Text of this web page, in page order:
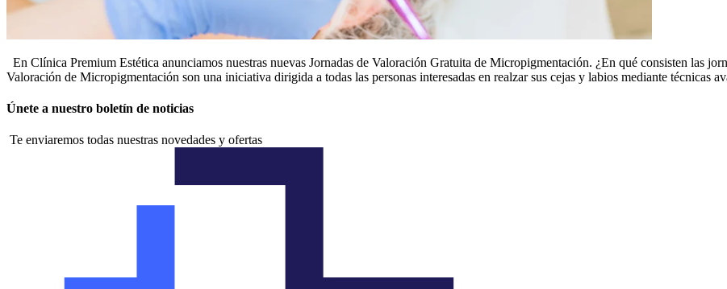
En Clínica Premium Estética anunciamos nuestras nuevas Jornadas de Valoración Gratuita de Micropigmentación. ¿En qué consisten las
Valoración de Micropigmentación son una iniciativa dirigida a todas las personas interesadas en realzar sus cejas y labios mediante técnicas
Únete a nuestro boletín de noticias
Te enviaremos todas nuestras novedades y ofertas